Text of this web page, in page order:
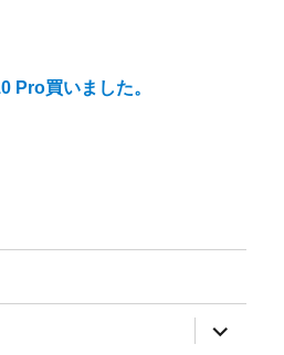
Pro買いました。
ブ